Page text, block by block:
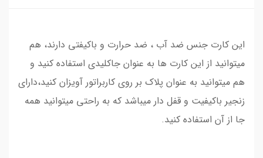
این کارت جنس ضد آب ، ضد حرارت و باکیفتی دارند، هم
میتوانید از این کارت ها به عنوان جاکلیدی استفاده کنید و
هم میتوانید به عنوان پلاک بر روی کاربراتور آویزان کنید،دارای
زنجیر باکیفیت و قفل دار میباشد که به راحتی میتوانید همه
جا از آن استفاده کنید.